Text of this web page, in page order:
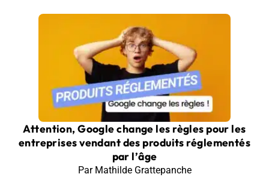
Attention, Google change les règles pour les
entreprises vendant des produits réglementés
par l’âge
Par Mathilde Grattepanche